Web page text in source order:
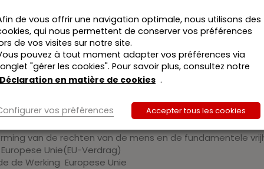
is een reeks van 7 wetboeken waarin juridische
Een onmisbaar werkinstrument dus, mede dankzij het
over de meest actuele wetgeving beschikt. Deze
en strafvordering, Handels- en economisch Recht,
Rech t:
Naties
van de rechten van de mens en de fundamentele
Unie(EU-Verdrag)
de Werking Europese Unie
de vous offrir une navigation optimale, nous utilisons des
qui nous permettent de conserver vos préférences
de vos visites sur notre site.
pouvez à tout moment adapter vos préférences via
"gérer les cookies". Pour savoir plus, consultez notre
Déclaration en matière de cookies .
vos préférences Accepter tous les cookies